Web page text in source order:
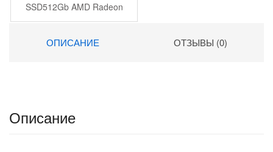
SSD512Gb AMD Radeon
Graphics 16″ IPS WUXGA
Pro dk.grey WiFi BT Cam
ОПИСАНИЕ ОТЗЫВЫ (0)
Описание